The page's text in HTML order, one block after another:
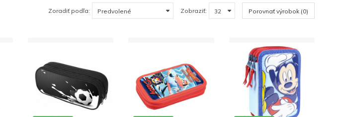
Zoradiť podľa: Zobraziť: Porovnať výrobok (0)